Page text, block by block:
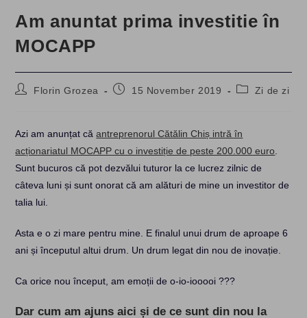
Am anuntat prima investitie în
MOCAPP
PostFlorin Grozea
Post15 November 2019
PostZi de zi
Azi am anunțat căantreprenorul Cătălin Chiș intră în
acționariatul MOCAPP cu o investiție de peste 200.000 euro
Sunt bucuros că pot dezvălui tuturor la ce lucrez zilnic de
câteva luni și sunt onorat că am alături de mine un investitor de
talia lui.
Asta e o zi mare pentru mine. E finalul unui drum de aproape 6
ani și începutul altui drum. Un drum legat din nou de inovație.
Ca orice nou început, am emoții de o-io-iooooi ???
Dar cum am ajuns aici și de ce sunt din nou la